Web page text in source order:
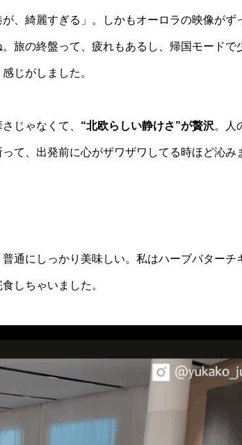
、綺麗すぎる」。しかもオーロラの映像がず
旅の終盤って、疲れもあるし、帰国モードで
じがしました。
じゃなくて、 “北欧らしい静けさ”が贅沢。人
て、出発前に心がザワザワしてる時ほど沁み
通にしっかり美味しい。私はハーブバターチ
しちゃいました。